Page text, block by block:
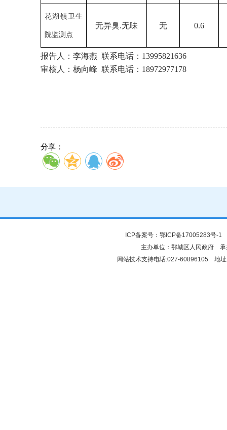
花湖镇卫生
院监测点
无异臭.无味 无 0.6
报告人： 李海燕 联系电话： 13995821636
审核人： 杨向峰 联系电话： 18972977178
分享：
ICP备案号： 鄂ICP备17005283号-1
主办单位：鄂城区人民政府
网站技术支持电话:027-60896105 地